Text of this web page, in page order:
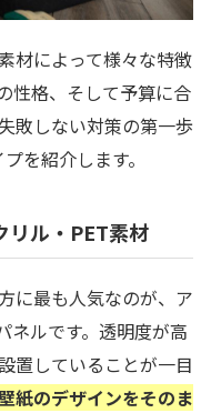
材によって様々な特徴
性格、そして予算に合
敗しない対策の第一歩
を紹介します。
リル・PET素材
に最も人気なのが、ア
ネルです。透明度が高
置していることが一目
紙のデザインをそのま